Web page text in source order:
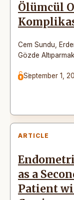
Ölümcül
Cem Sundu
Gözde
September 1,
ARTICLE
as a
Patient